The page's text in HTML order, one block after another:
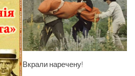
Вкрали наречену!